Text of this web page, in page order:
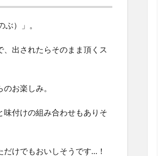
）」。
出されたらそのまま頂くス
お楽しみ。
付けの組み合わせもありそ
けでもおいしそうです…！